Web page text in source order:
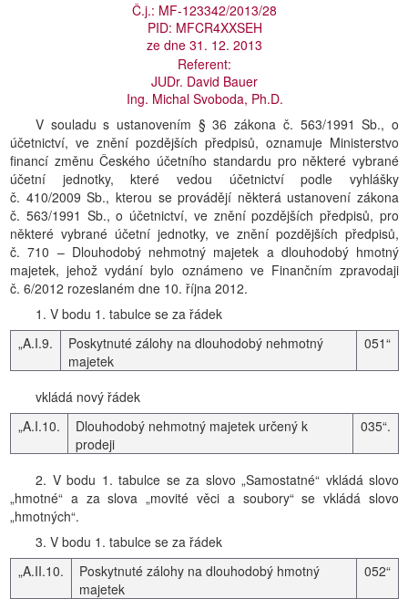
Č.j.: MF-123342/2013/28
PID: MFCR4XXSEH
ze dne 31. 12. 2013
Referent:
JUDr. David Bauer
Ing. Michal Svoboda, Ph.D.
V souladu s ustanovením § 36 zákona č. 563/1991 Sb., o
účetnictví, ve znění pozdějších předpisů, oznamuje Ministerstvo
financí změnu Českého účetního standardu pro některé vybrané
účetní jednotky, které vedou účetnictví podle vyhlášky
č. 410/2009 Sb., kterou se provádějí některá ustanovení zákona
č. 563/1991 Sb., o účetnictví, ve znění pozdějších předpisů, pro
některé vybrané účetní jednotky, ve znění pozdějších předpisů,
č. 710 – Dlouhodobý nehmotný majetek a dlouhodobý hmotný
majetek, jehož vydání bylo oznámeno ve Finančním zpravodaji
č. 6/2012 rozeslaném dne 10. října 2012.
1. V bodu 1. tabulce se za řádek
„A.I.9.
Poskytnuté zálohy na dlouhodobý nehmotný
majetek
051“
vkládá nový řádek
„A.I.10.
Dlouhodobý nehmotný majetek určený k
prodeji
035“.
2. V bodu 1. tabulce se za slovo „Samostatné“ vkládá slovo
„hmotné“ a za slova „movité věci a soubory“ se vkládá slovo
„hmotných“.
3. V bodu 1. tabulce se za řádek
„A.II.10.
Poskytnuté zálohy na dlouhodobý hmotný
majetek
052“